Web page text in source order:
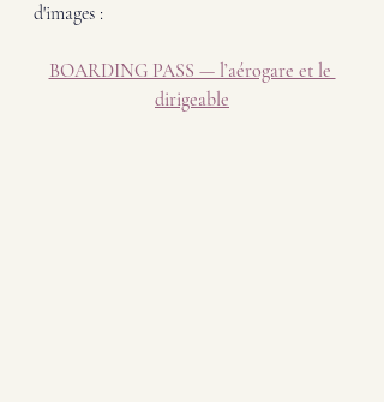
d'images :
BOARDING PASS — l’aérogare et le
dirigeable